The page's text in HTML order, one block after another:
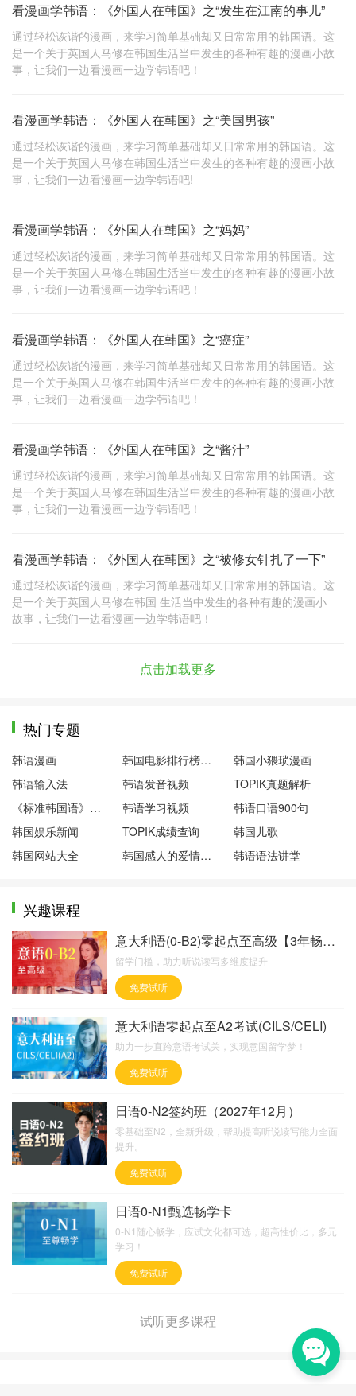
看漫画学韩语：《外国人在韩国》之“发生在江南的事儿”
通过轻松诙谐的漫画，来学习简单基础却又日常常用的韩国语。这
是一个关于英国人马修在韩国生活当中发生的各种有趣的漫画小故
事，让我们一边看漫画一边学韩语吧！
看漫画学韩语：《外国人在韩国》之“美国男孩”
通过轻松诙谐的漫画，来学习简单基础却又日常常用的韩国语。这
是一个关于英国人马修在韩国生活当中发生的各种有趣的漫画小故
事，让我们一边看漫画一边学韩语吧!
看漫画学韩语：《外国人在韩国》之“妈妈”
通过轻松诙谐的漫画，来学习简单基础却又日常常用的韩国语。这
是一个关于英国人马修在韩国生活当中发生的各种有趣的漫画小故
事，让我们一边看漫画一边学韩语吧！
看漫画学韩语：《外国人在韩国》之“癌症”
通过轻松诙谐的漫画，来学习简单基础却又日常常用的韩国语。这
是一个关于英国人马修在韩国生活当中发生的各种有趣的漫画小故
事，让我们一边看漫画一边学韩语吧！
看漫画学韩语：《外国人在韩国》之“酱汁”
通过轻松诙谐的漫画，来学习简单基础却又日常常用的韩国语。这
是一个关于英国人马修在韩国生活当中发生的各种有趣的漫画小故
事，让我们一边看漫画一边学韩语吧！
看漫画学韩语：《外国人在韩国》之“被修女针扎了一下”
通过轻松诙谐的漫画，来学习简单基础却又日常常用的韩国语。这
是一个关于英国人马修在韩国 生活当中发生的各种有趣的漫画小
故事，让我们一边看漫画一边学韩语吧！
点击加载更多
热门专题
韩语漫画 韩国电影排行榜前十名
韩国小猥琐漫画
韩语输入法
韩语发音视频
TOPIK真题解析
《标准韩国语》第一册
韩语学习视频
韩语口语900句
韩国娱乐新闻
TOPIK成绩查询
韩国儿歌
韩国网站大全
韩国感人的爱情电影 韩语语法讲堂
兴趣课程
意大利语(0-B2)零起点至高级【3年畅学班】
留学门槛，助力听说读写多维度提升
免费试听
意大利语零起点至A2考试(CILS/CELI)
助力一步直跨意语考试关，实现意国留学梦！
免费试听
日语0-N2签约班（2027年12月）
零基础至N2，全新升级，帮助提高听说读写能力全面
提升。
免费试听
日语0-N1甄选畅学卡
0-N1随心畅学，应试文化都可选，超高性价比，多元
学习！
免费试听
试听更多课程